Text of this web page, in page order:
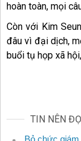
hoàn toàn, mọi
Còn với Kim
đâu vì đại dịch,
buổi tụ họp xã hội,
TIN NÊN